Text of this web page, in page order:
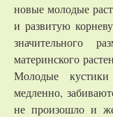
новые молодые
и развитую
значительного
материнского
Молодые кустики
медленно,
не произошло и